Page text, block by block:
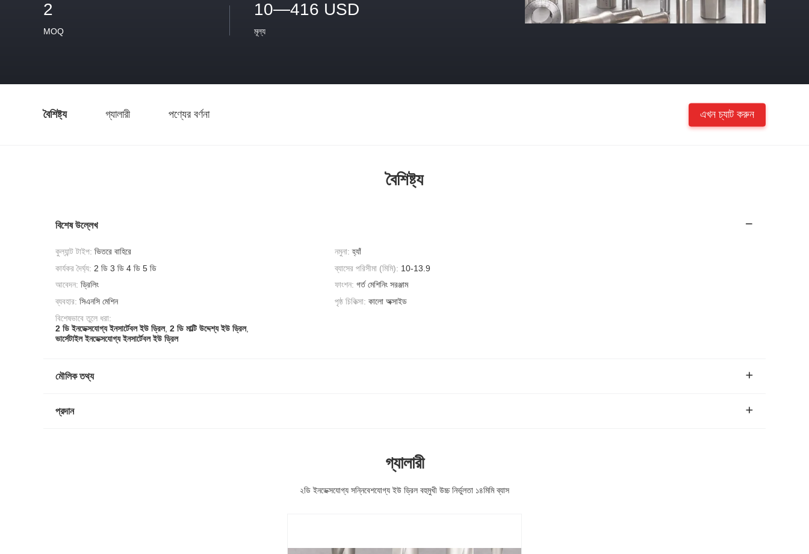
2
MOQ
10—416 USD
মূল্য
বৈশিষ্ট্য গ্যালারী পণ্যের বর্ণনা এখন চ্যাট করুন
বৈশিষ্ট্য
বিশেষ উল্লেখ
কুল্যান্ট টাইপ: ভিতরে বাহিরে নমুনা: হ্যাঁ
কার্যকর দৈর্ঘ্য: 2 ডি 3 ডি 4 ডি 5 ডি ব্যাসের পরিসীমা (মিমি): 10-13.9
আবেদন: ড্রিলিং ফাংশন: গর্ত মেশিনিং সরঞ্জাম
ব্যবহার: সিএনসি মেশিন পৃষ্ঠ চিকিত্সা: কালো অক্সাইড
বিশেষভাবে তুলে ধরা:
2 ডি ইনডেক্সযোগ্য ইনসার্টেবল ইউ ড্রিল, 2 ডি মাল্টি উদ্দেশ্য ইউ ড্রিল,
ভার্সেটাইল ইনডেক্সযোগ্য ইনসার্টেবল ইউ ড্রিল
মৌলিক তথ্য
প্রদান
গ্যালারী
২ডি ইনডেক্সযোগ্য সন্নিবেশযোগ্য ইউ ড্রিল বহুমুখী উচ্চ নির্ভুলতা ১৪মিমি ব্যাস